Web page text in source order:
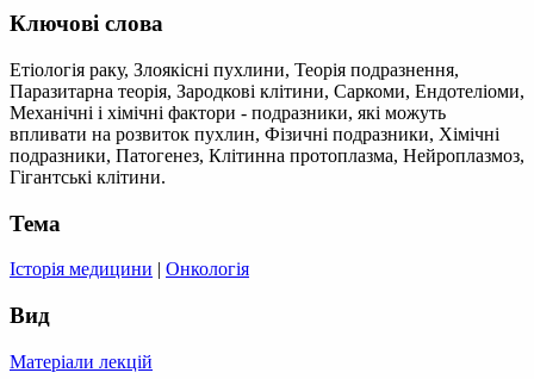
Ключові слова
Етіологія раку, Злоякісні пухлини, Теорія подразнення,
Паразитарна теорія, Зародкові клітини, Саркоми, Ендотеліоми,
Механічні і хімічні фактори - подразники, які можуть
впливати на розвиток пухлин, Фізичні подразники, Хімічні
подразники, Патогенез, Клітинна протоплазма, Нейроплазмоз,
Гігантські клітини.
Тема
Історія медицини | Онкологія
Вид
Матеріали лекцій